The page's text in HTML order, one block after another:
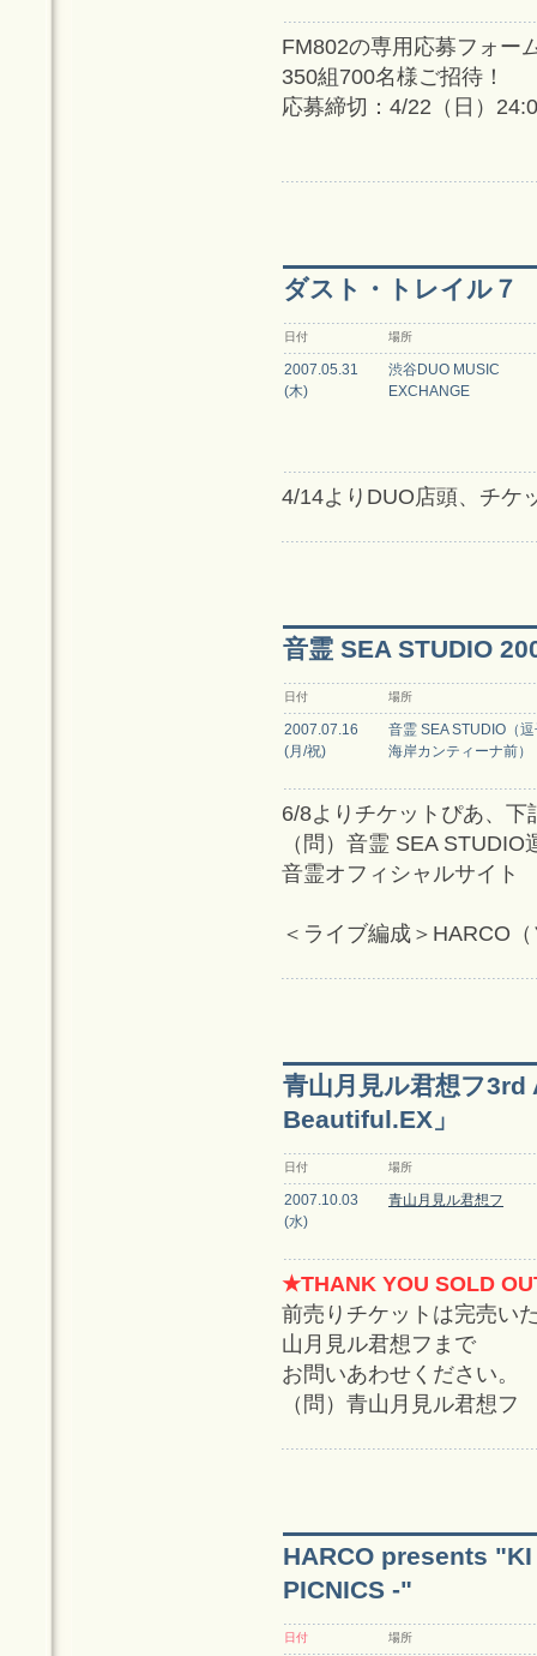
FM802の専用応募フォー
350組700名様ご招待！
応募締切：4/22（日）
ダスト・トレイル７
日付 場所
2007.05.31
(木)
渋谷DUO MUSIC
EXCHANGE
4/14よりDUO店頭、チケ
音霊 SEA STUDIO
日付 場所
2007.07.16
(月/祝)
音霊 SEA STUDIO（
海岸カンティーナ前）
6/8よりチケットぴあ、
（問）音霊 SEA
音霊オフィシャルサイト
＜ライブ編成＞HARCO
青山月見ル君想フ
Beautiful.EX」
日付 場所
2007.10.03
(水)
青山月見ル君想フ
★THANK YOU SOLD
前売りチケットは完売い
山月見ル君想フまで
お問いあわせください。
（問）青山月見ル君想
HARCO presents "KI
PICNICS -"
日付 場所